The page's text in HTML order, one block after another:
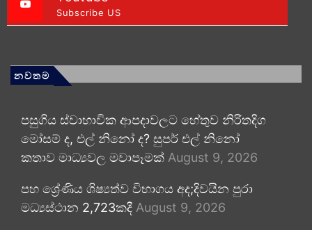
Subscribe US
නවතම
පසුගිය ස්වාභාවික ආපදාවලට හේතුව නිරිතදිග
මෝසම් ද, එල් නිනෝ ද? සුපර් එල් නිනෝ
කතාව මාධ්‍යවල මවාපෑමක් August 9, 2026
පහ ශ්‍රේණිය ශිෂ්‍යත්ව විභාගය අද;දිවයින පුරා
මධ්‍යස්ථාන 2,723කදී August 9, 2026